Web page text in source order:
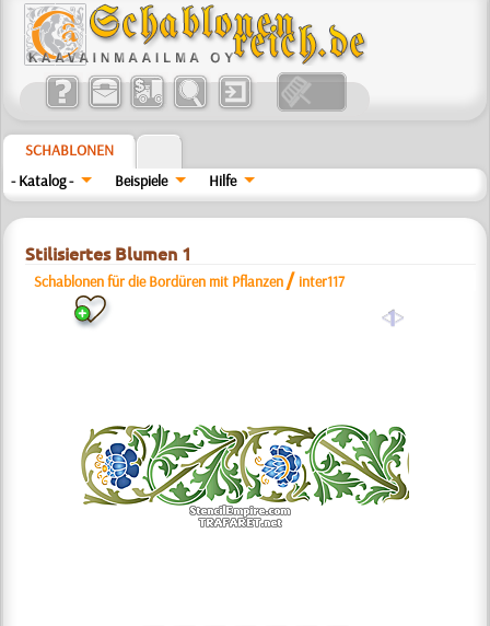
SCHABLONEN
- Katalog -
Beispiele Hilfe
Stilisiertes Blumen 1
Schablonen für die Bordüren mit Pflanzen / inter117
a